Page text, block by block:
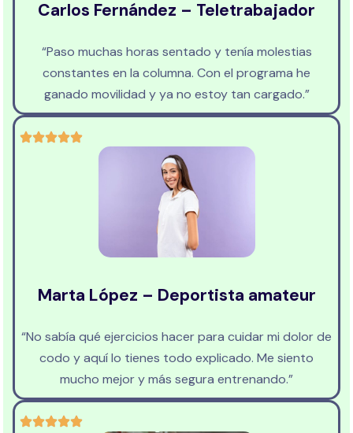
Carlos Fernández – Teletrabajador
“Paso muchas horas sentado y tenía molestias
constantes en la columna. Con el programa he
ganado movilidad y ya no estoy tan cargado.”
Marta López – Deportista amateur
“No sabía qué ejercicios hacer para cuidar mi dolor de
codo y aquí lo tienes todo explicado. Me siento
mucho mejor y más segura entrenando.”